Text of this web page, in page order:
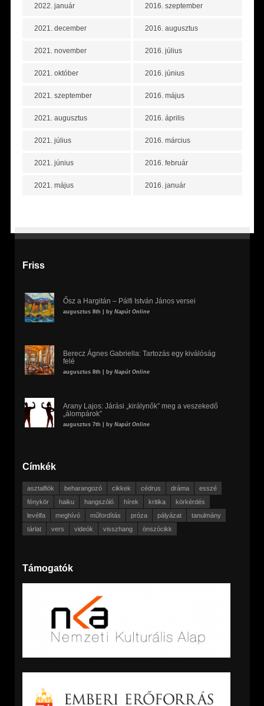
2022. január
2021. december
2021. november
2021. október
2021. szeptember
2021. augusztus
2021. július
2021. június
2021. május
2016. szeptember
2016. augusztus
2016. július
2016. június
2016. május
2016. április
2016. március
2016. február
2016. január
Friss
Ősz a Hargitán – Pálfi István János versei
augusztus 8th | by Napút Online
Berecz Ágnes Gabriella: Tartozás egy kiválóság
felé
augusztus 8th | by Napút Online
Arany Lajos: Járási „királynők” meg a veszekedő
„álompárok”
augusztus 7th | by Napút Online
Címkék
asztalfiók beharangozó cikkek cédrus dráma
esszé
fénykör
haiku hangszóló hírek kritika
körkérdés
levélfa
meghívó műfordítás próza pályázat
tanulmány
tárlat
vers videók visszhang önszócikk
Támogatók